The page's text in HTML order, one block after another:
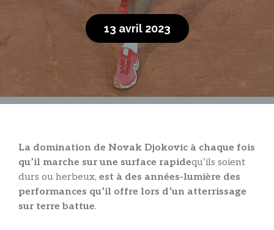
13 avril 2023
La domination de Novak Djokovic à chaque fois
qu’il marche sur une surface rapidequ’ils soient
durs ou herbeux, est à des années-lumière des
performances qu’il offre lors d’un atterrissage
sur terre battue.